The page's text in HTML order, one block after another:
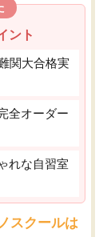
ント
関大合格実
全オーダー
れな自習室
スクールは